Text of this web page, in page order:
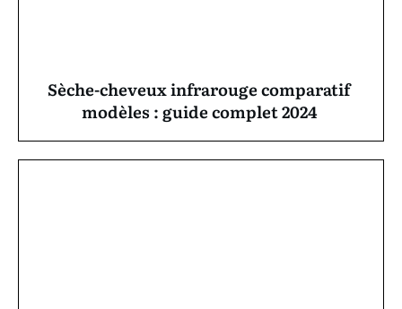
Sèche-cheveux infrarouge comparatif
modèles : guide complet 2024